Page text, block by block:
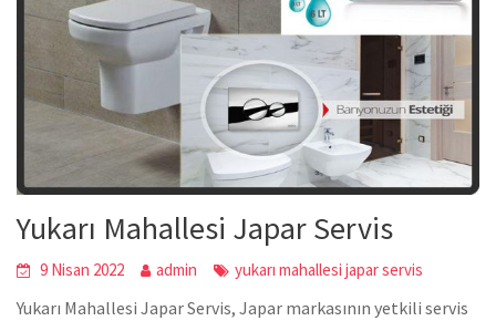
Yukarı Mahallesi Japar Servis
9 Nisan 2022 admin yukarı mahallesi japar servis
Yukarı Mahallesi Japar Servis, Japar markasının yetkili servis